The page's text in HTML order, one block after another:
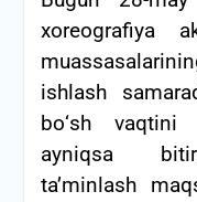
xoreografiya
ishlash
bо‘sh
ayniqsa
ta’minlash